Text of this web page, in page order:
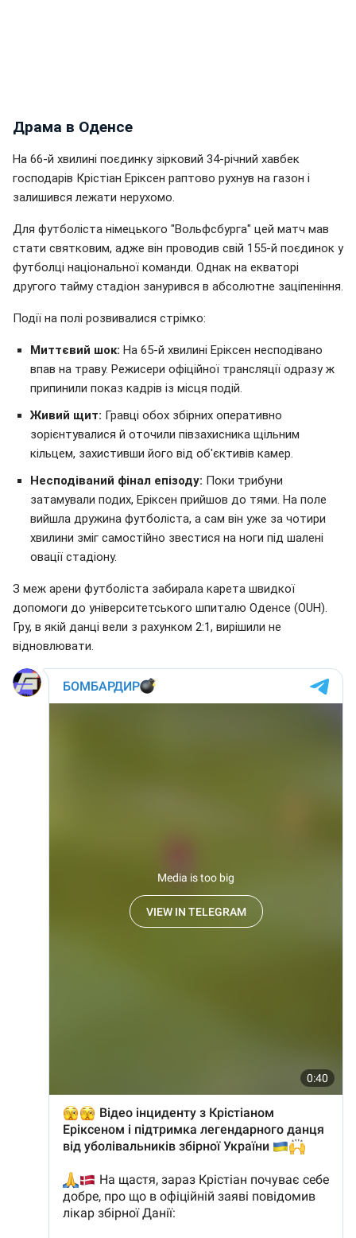
Драма в Оденсе
На 66-й хвилині поєдинку зірковий 34-річний хавбек
господарів Крістіан Еріксен раптово рухнув на газон і
залишився лежати нерухомо.
Для футболіста німецького "Вольфсбурга" цей матч мав
стати святковим, адже він проводив свій 155-й поєдинок у
футболці національної команди. Однак на екваторі
другого тайму стадіон занурився в абсолютне заціпеніння.
Події на полі розвивалися стрімко:
Миттєвий шок: На 65-й хвилині Еріксен несподівано
впав на траву. Режисери офіційної трансляції одразу ж
припинили показ кадрів із місця подій.
Живий щит: Гравці обох збірних оперативно
зорієнтувалися й оточили півзахисника щільним
кільцем, захистивши його від об'єктивів камер.
Несподіваний фінал епізоду: Поки трибуни
затамували подих, Еріксен прийшов до тями. На поле
вийшла дружина футболіста, а сам він уже за чотири
хвилини зміг самостійно звестися на ноги під шалені
овації стадіону.
З меж арени футболіста забирала карета швидкої
допомоги до університетського шпиталю Оденсе (OUH).
Гру, в якій данці вели з рахунком 2:1, вирішили не
відновлювати.